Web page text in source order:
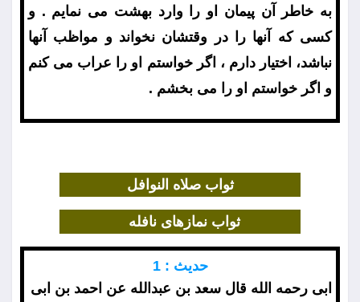
به خاطر آن پيمان او را وارد بهشت مى نمايم . و
كسى كه آنها را در وقتشان نخواند و مواظب آنها
نباشد، اختيار دارم ، اگر خواستم او را عراب مى كنم
و اگر خواستم او را مى بخشم .
ثواب صلاه النوافل
ثواب نمازهاى نافله
حديث : 1
ابى رحمه الله قال سعد بن عبدالله عن احمد بن ابى